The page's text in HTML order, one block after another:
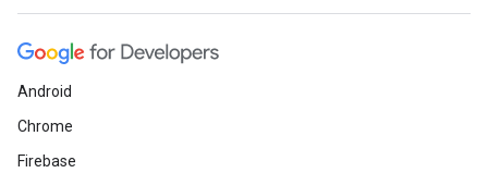
Android
Chrome
Firebase